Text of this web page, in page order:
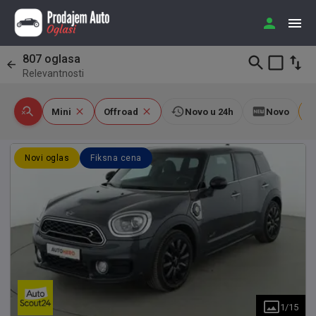
807 oglasa
Relevantnosti
Mini Offroad Novo u 24h Novo
Novi oglas Fiksna cena
1 /15